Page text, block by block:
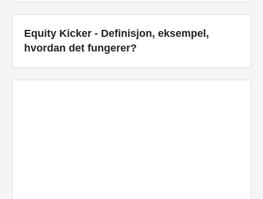
Equity Kicker - Definisjon, eksempel,
hvordan det fungerer?